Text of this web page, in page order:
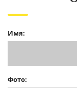
Имя:
Фото: